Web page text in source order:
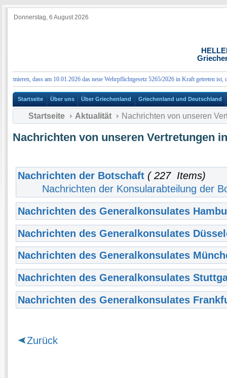
Donnerstag, 6 August 2026
dass am 10.01.2026 das neue Wehrpflichtgesetz 5265/2026 in Kraft getreten ist,
Startseite Über uns Über Griechenland Griechenland und Deutschland
Startseite Aktualität Nachrichten von unseren
Nachrichten von unseren Vertretungen
Nachrichten der Botschaft ( 227 Items)
Nachrichten der Konsularabteilung der
Nachrichten des Generalkonsulates
Nachrichten des Generalkonsulates
Nachrichten des Generalkonsulates
Nachrichten des Generalkonsulates
Nachrichten des Generalkonsulates
Zurück